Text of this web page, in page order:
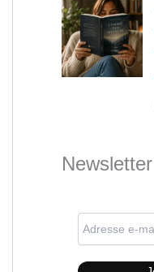
Newsletter